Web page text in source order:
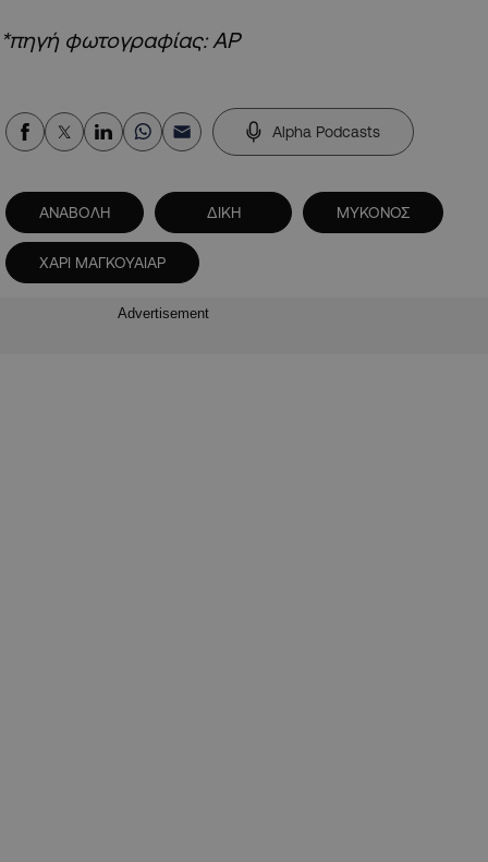
*πηγή φωτογραφίας: AP
Alpha Podcasts
ΑΝΑΒΟΛΗ ΔΙΚΗ ΜΥΚΟΝΟΣ
ΧΑΡΙ ΜΑΓΚΟΥΑΙΑΡ
Advertisement